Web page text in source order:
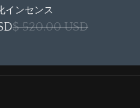
インセンス
$ 520.00 USD